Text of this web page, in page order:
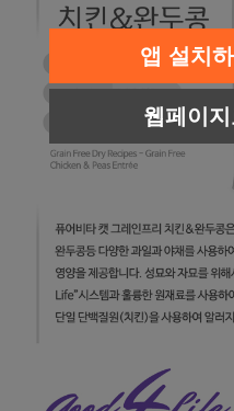
앱 설치
웹페이지